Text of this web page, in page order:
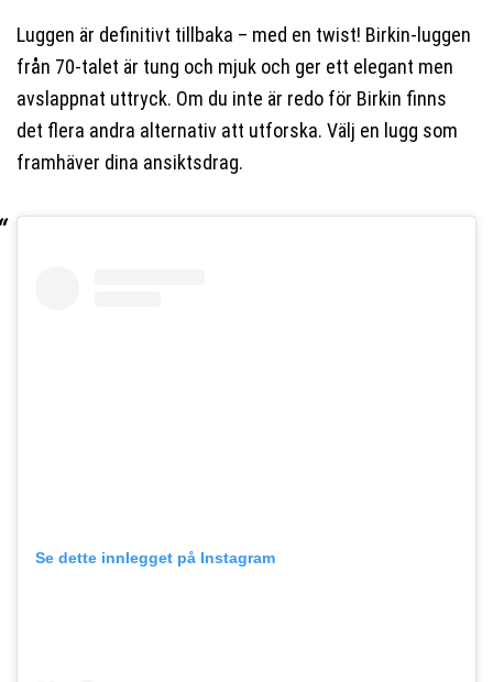
Luggen är definitivt tillbaka – med en twist! Birkin-luggen
från 70-talet är tung och mjuk och ger ett elegant men
avslappnat uttryck. Om du inte är redo för Birkin finns
det flera andra alternativ att utforska. Välj en lugg som
framhäver dina ansiktsdrag.
Se dette innlegget på Instagram